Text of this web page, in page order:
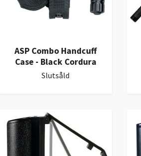
ASP Combo Handcuff
Case - Black Cordura
Slutsåld